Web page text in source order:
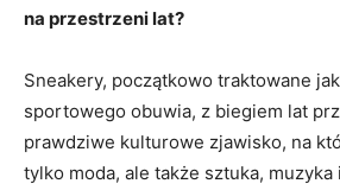
na przestrzeni lat?
Sneakery, początkowo traktowane
sportowego obuwia, z biegiem lat
prawdziwe kulturowe zjawisko, na
tylko moda, ale także sztuka, muzyka